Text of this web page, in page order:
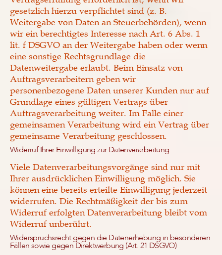
gesetzlich hierzu verpflichtet sind (z. B.
Weitergabe von Daten an Steuerbehörden), wenn
wir ein berechtigtes Interesse nach Art. 6 Abs. 1
lit. f DSGVO an der Weitergabe haben oder wenn
eine sonstige Rechtsgrundlage die
Datenweitergabe erlaubt. Beim Einsatz von
Auftragsverarbeitern geben wir
personenbezogene Daten unserer Kunden nur auf
Grundlage eines gültigen Vertrags über
Auftragsverarbeitung weiter. Im Falle einer
gemeinsamen Verarbeitung wird ein Vertrag über
gemeinsame Verarbeitung geschlossen.
Widerruf Ihrer Einwilligung zur Datenverarbeitung
Viele Datenverarbeitungsvorgänge sind nur mit
Ihrer ausdrücklichen Einwilligung möglich. Sie
können eine bereits erteilte Einwilligung jederzeit
widerrufen. Die Rechtmäßigkeit der bis zum
Widerruf erfolgten Datenverarbeitung bleibt vom
Widerruf unberührt.
Widerspruchsrecht gegen die Datenerhebung in besonderen
Fällen sowie gegen Direktwerbung (Art. 21 DSGVO)